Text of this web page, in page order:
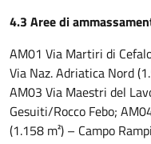
4.3 Aree di
AM01 Via Martiri di
Via Naz. Adriatica Nord
AM03 Via Maestri del
Gesuiti/Rocco Febo;
(1.158 m²) – Campo